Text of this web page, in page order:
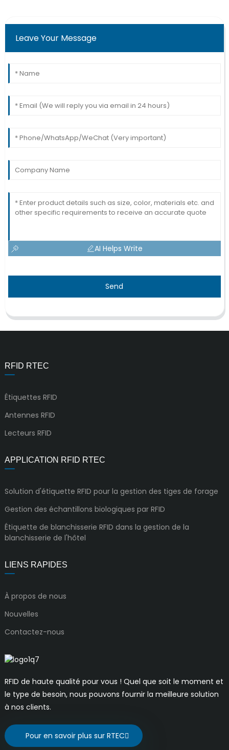
Leave Your Message
AI Helps Write
Send
RFID RTEC
Étiquettes RFID
Antennes RFID
Lecteurs RFID
APPLICATION RFID RTEC
Solution d'étiquette RFID pour la gestion des tiges de forage
Gestion des échantillons biologiques par RFID
Étiquette de blanchisserie RFID dans la gestion de la
blanchisserie de l'hôtel
LIENS RAPIDES
À propos de nous
Nouvelles
Contactez-nous
RFID de haute qualité pour vous ! Quel que soit le moment et
le type de besoin, nous pouvons fournir la meilleure solution
à nos clients.
Pour en savoir plus sur RTEC